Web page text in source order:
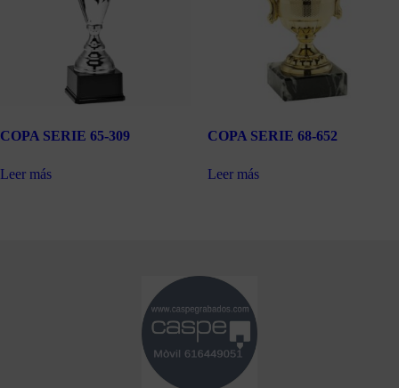
COPA SERIE 65-309
Leer más
COPA SERIE 68-652
Leer más